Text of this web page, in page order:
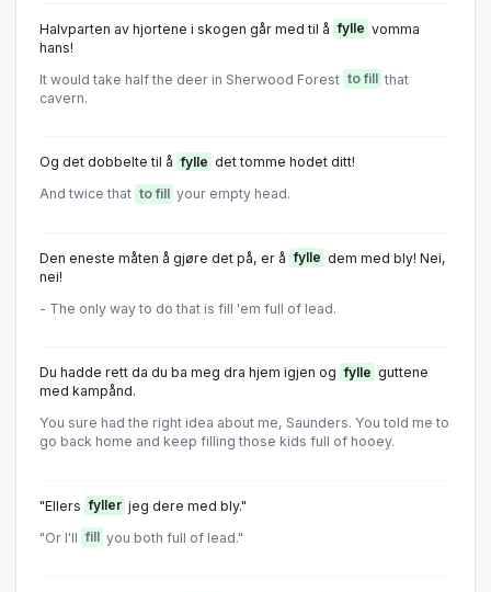
Halvparten av hjortene i skogen går med til å fylle vomma
hans!
It would take half the deer in Sherwood Forest to fill
that
cavern.
Og det dobbelte til å fylle det tomme hodet ditt!
And twice that to fill your empty head.
Den eneste måten å gjøre det på, er å fylle dem med bly! Nei,
nei!
- The only way to do that is fill 'em full of lead.
Du hadde rett da du ba meg dra hjem igjen og fylle guttene
med kampånd.
You sure had the right idea about me, Saunders. You told me to
go back home and keep filling those kids full of hooey.
"Ellers fyller jeg dere med bly."
"Or I'll fill you both full of lead."